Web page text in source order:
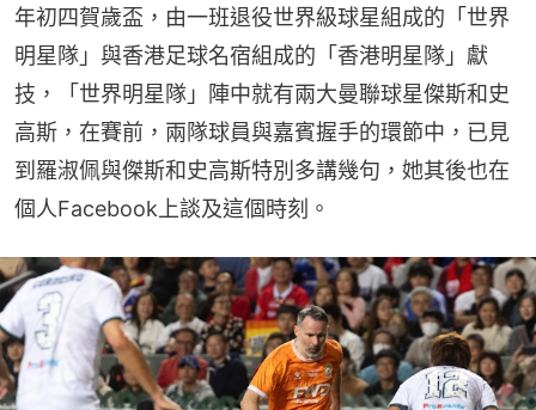
年初四賀歲盃，由一班退役世界級球星組成的「世界
明星隊」與香港足球名宿組成的「香港明星隊」獻
技，「世界明星隊」陣中就有兩大曼聯球星傑斯和史
高斯，在賽前，兩隊球員與嘉賓握手的環節中，已見
到羅淑佩與傑斯和史高斯特別多講幾句，她其後也在
個人Facebook上談及這個時刻。